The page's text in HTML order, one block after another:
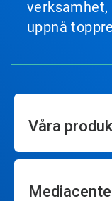
uppnå
Våra